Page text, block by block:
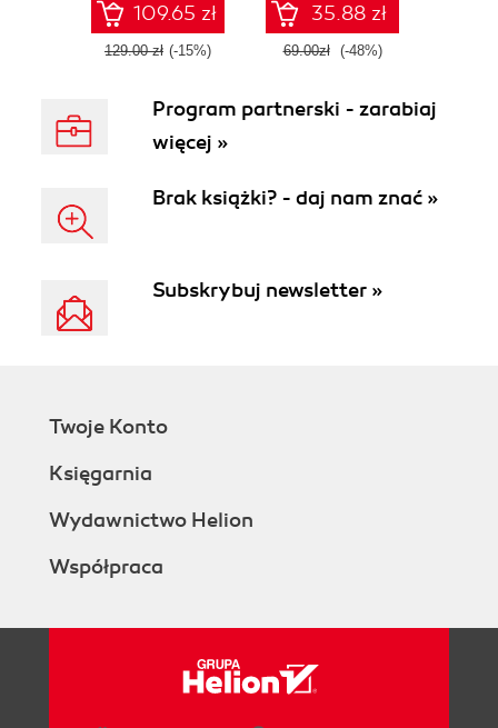
109.65 zł
129.00 zł (-15%)
35.88 zł
69.00zł (-48%)
Program partnerski - zarabiaj
więcej »
Brak książki? - daj nam znać »
Subskrybuj newsletter »
Twoje Konto
Księgarnia
Wydawnictwo Helion
Współpraca